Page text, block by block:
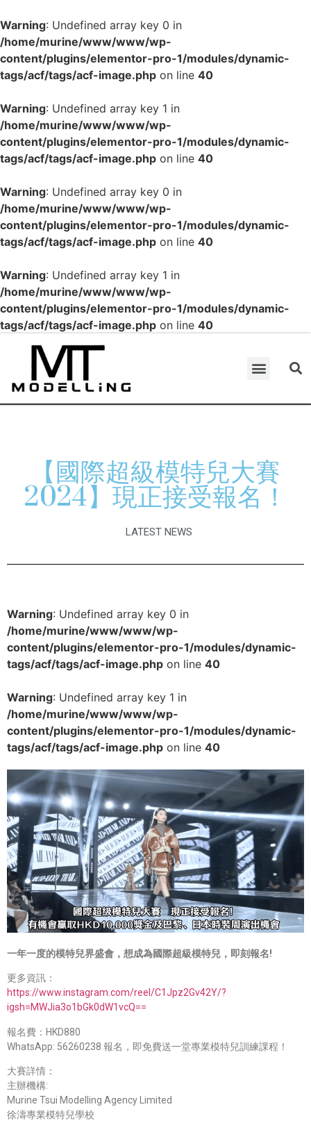
Warning: Undefined array key 0 in
/home/murine/www/www/wp-
content/plugins/elementor-pro-1/modules/dynamic-
tags/acf/tags/acf-image.php on line 40
Warning: Undefined array key 1 in
/home/murine/www/www/wp-
content/plugins/elementor-pro-1/modules/dynamic-
tags/acf/tags/acf-image.php on line 40
Warning: Undefined array key 0 in
/home/murine/www/www/wp-
content/plugins/elementor-pro-1/modules/dynamic-
tags/acf/tags/acf-image.php on line 40
Warning: Undefined array key 1 in
/home/murine/www/www/wp-
content/plugins/elementor-pro-1/modules/dynamic-
tags/acf/tags/acf-image.php on line 40
【國際超級模特兒大賽
2024】現正接受報名！
LATEST NEWS
Warning: Undefined array key 0 in
/home/murine/www/www/wp-
content/plugins/elementor-pro-1/modules/dynamic-
tags/acf/tags/acf-image.php on line 40
Warning: Undefined array key 1 in
/home/murine/www/www/wp-
content/plugins/elementor-pro-1/modules/dynamic-
tags/acf/tags/acf-image.php on line 40
一年一度的模特兒界盛會，想成為國際超級模特兒，即刻報名!
更多資訊：
https://www.instagram.com/reel/C1Jpz2Gv42Y/?
igsh=MWJia3o1bGk0dW1vcQ==
報名費：HKD880
WhatsApp: 56260238 報名，即免費送一堂專業模特兒訓練課程！
大賽詳情：
主辦機構:
Murine Tsui Modelling Agency Limited
徐濤專業模特兒學校